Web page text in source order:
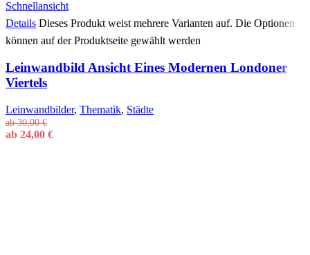
Schnellansicht
Details Dieses Produkt weist mehrere Varianten auf. Die Optionen
können auf der Produktseite gewählt werden
Leinwandbild Ansicht Eines Modernen Londoner
Viertels
Leinwandbilder, Thematik, Städte
ab30,00€
ab 24,00 €